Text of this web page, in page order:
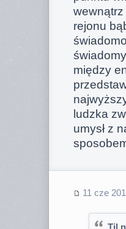
rejonu
między
ludzka
umysł z
11 cze